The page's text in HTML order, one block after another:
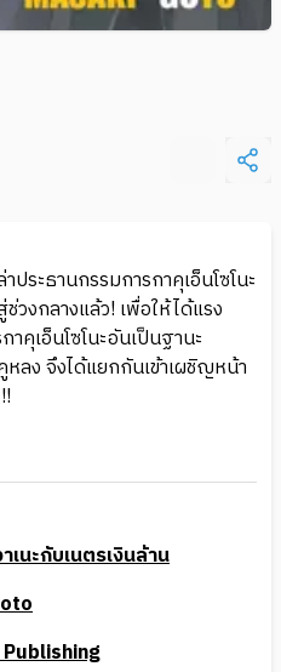
ระธานกรรมการกาคุเอ็นโซโนะ
ช่วงกลางแล้ว! เพื่อให้ได้แรง
เอ็นโซโนะอันเป็นฐานะ
ลง จึงได้แยกกันเข้าเผชิญหน้า
เนะกับเนตรเงินล้าน
Publishing